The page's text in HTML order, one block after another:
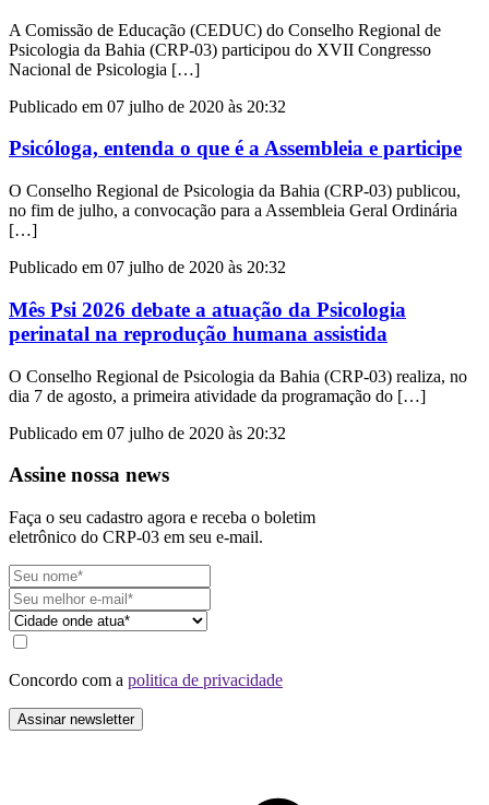
A Comissão de Educação (CEDUC) do Conselho Regional de
Psicologia da Bahia (CRP-03) participou do XVII Congresso
Nacional de Psicologia […]
Publicado em 07 julho de 2020 às 20:32
Psicóloga, entenda o que é a Assembleia e participe
O Conselho Regional de Psicologia da Bahia (CRP-03) publicou,
no fim de julho, a convocação para a Assembleia Geral Ordinária
[…]
Publicado em 07 julho de 2020 às 20:32
Mês Psi 2026 debate a atuação da Psicologia
perinatal na reprodução humana assistida
O Conselho Regional de Psicologia da Bahia (CRP-03) realiza, no
dia 7 de agosto, a primeira atividade da programação do […]
Publicado em 07 julho de 2020 às 20:32
Assine nossa news
Faça o seu cadastro agora e receba o boletim
eletrônico do CRP-03 em seu e-mail.
Concordo com a politica de privacidade